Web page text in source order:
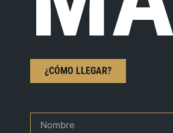
¿CÓMO LLEGAR?